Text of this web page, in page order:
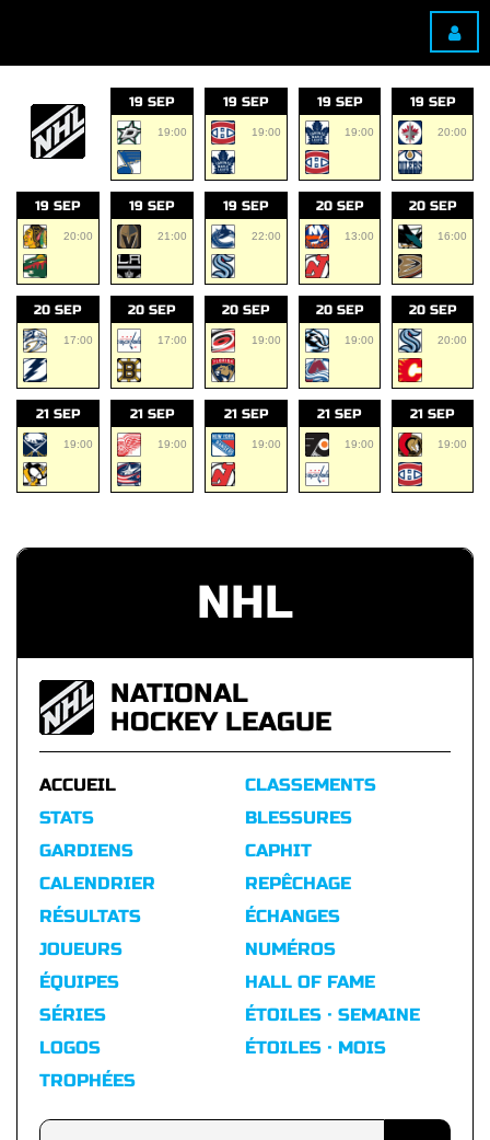
19 SEP
19:00
19 SEP
19:00
19 SEP
19:00
19 SEP
20:00
19 SEP
20:00
19 SEP
21:00
19 SEP
22:00
20 SEP
13:00
20 SEP
16:00
20 SEP
17:00
20 SEP
17:00
20 SEP
19:00
20 SEP
19:00
20 SEP
20:00
21 SEP
19:00
21 SEP
19:00
21 SEP
19:00
21 SEP
19:00
21 SEP
19:00
NHL
NATIONAL
HOCKEY LEAGUE
ACCUEIL
STATS
GARDIENS
CALENDRIER
RÉSULTATS
CLASSEMENTS
BLESSURES
CAPHIT
REPÊCHAGE
ÉCHANGES
JOUEURS
ÉQUIPES
SÉRIES
LOGOS
TROPHÉES
NUMÉROS
HALL OF FAME
ÉTOILES · SEMAINE
ÉTOILES · MOIS